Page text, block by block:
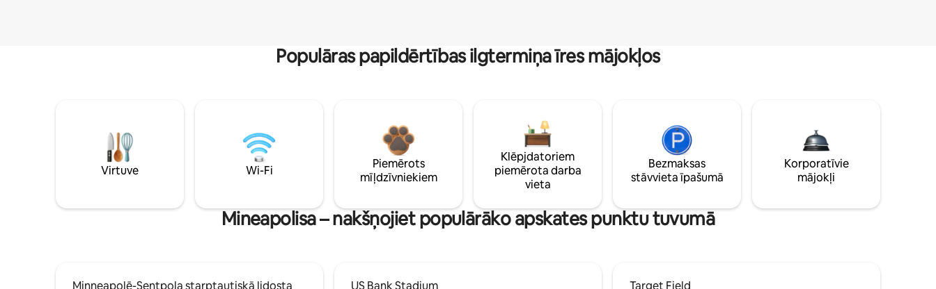
Populāras papildērtības ilgtermiņa īres mājokļos
Virtuve Wi-Fi
Piemērots
mīļdzīvniekiem
Klēpjdatoriem
piemērota darba
vieta
Bezmaksas
stāvvieta īpašumā
Korporatīvie
mājokļi
Mineapolisa – nakšņojiet populārāko apskates punktu tuvumā
Minneapolē-Sentpola starptautiskā lidosta
US Bank Stadium
Target Field